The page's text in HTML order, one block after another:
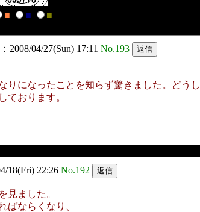
■ ■ ■
2008/04/27(Sun) 17:11No.193
りになったことを知らず驚きました。どう
ております。
18(Fri) 22:26No.192
見ました。
ばならくなり、